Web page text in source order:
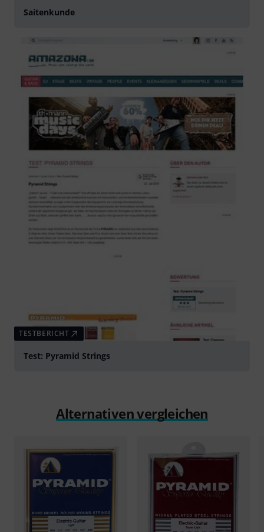
Saitenkunde
TESTBERICHT
Test: Pyramid Strings
Alternativen vergleichen